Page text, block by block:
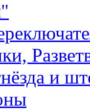
и